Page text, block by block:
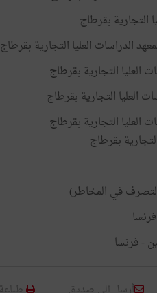
التجارية بقرطاج
الدراسات العليا التجارية بقرطاج
العليا التجارية بقرطاج
العليا التجارية بقرطاج
العليا التجارية بقرطاج
بقرطاج
التصرف في المخاطر)
- فرنسا